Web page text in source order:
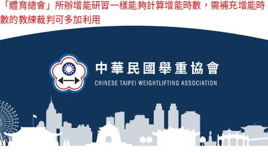
「體育總會」所辦增能研習一樣能夠計算增能時數，需補充增能時
數的教練裁判可多加利用